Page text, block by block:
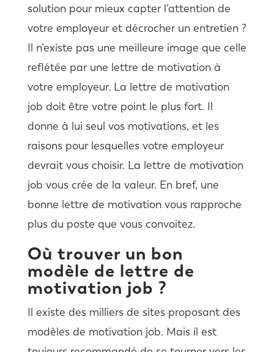
solution pour mieux capter l’attention de
votre employeur et décrocher un entretien ?
Il n’existe pas une meilleure image que celle
reflétée par une lettre de motivation à
votre employeur. La lettre de motivation
job doit être votre point le plus fort. Il
donne à lui seul vos motivations, et les
raisons pour lesquelles votre employeur
devrait vous choisir. La lettre de motivation
job vous crée de la valeur. En bref, une
bonne lettre de motivation vous rapproche
plus du poste que vous convoitez.
Où trouver un bon
modèle de lettre de
motivation job ?
Il existe des milliers de sites proposant des
modèles de motivation job. Mais il est